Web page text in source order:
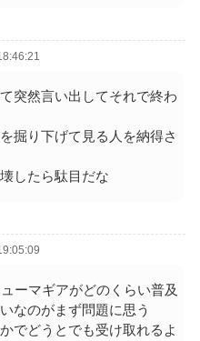
突然言い出してそれで終わ
掘り下げて見る人を納得さ
したら駄目だな
ーマギアがどのくらい普及
なのがまず問題に思う
でどうとでも受け取れるよ